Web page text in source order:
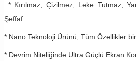
* Kırılmaz, Çizilmez, Leke Tutmaz,
Şeffaf
* Nano Teknoloji Ürünü, Tüm Özellikler
* Devrim Niteliğinde Ultra Güçlü Ekran